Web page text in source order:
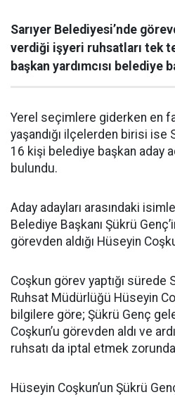
Sarıyer Belediyesi’nde
verdiği işyeri ruhsatları tek
başkan yardımcısı belediye
Yerel seçimlere giderken en
yaşandığı ilçelerden birisi ise
16 kişi belediye başkan aday
bulundu.
Aday adayları arasındaki
Belediye Başkanı Şükrü
görevden aldığı Hüseyin
Coşkun görev yaptığı sürede
Ruhsat Müdürlüğü Hüseyin
bilgilere göre; Şükrü Genç
Coşkun’u görevden aldı ve
ruhsatı da iptal etmek zorunda
Hüseyin Coşkun’un Şükrü